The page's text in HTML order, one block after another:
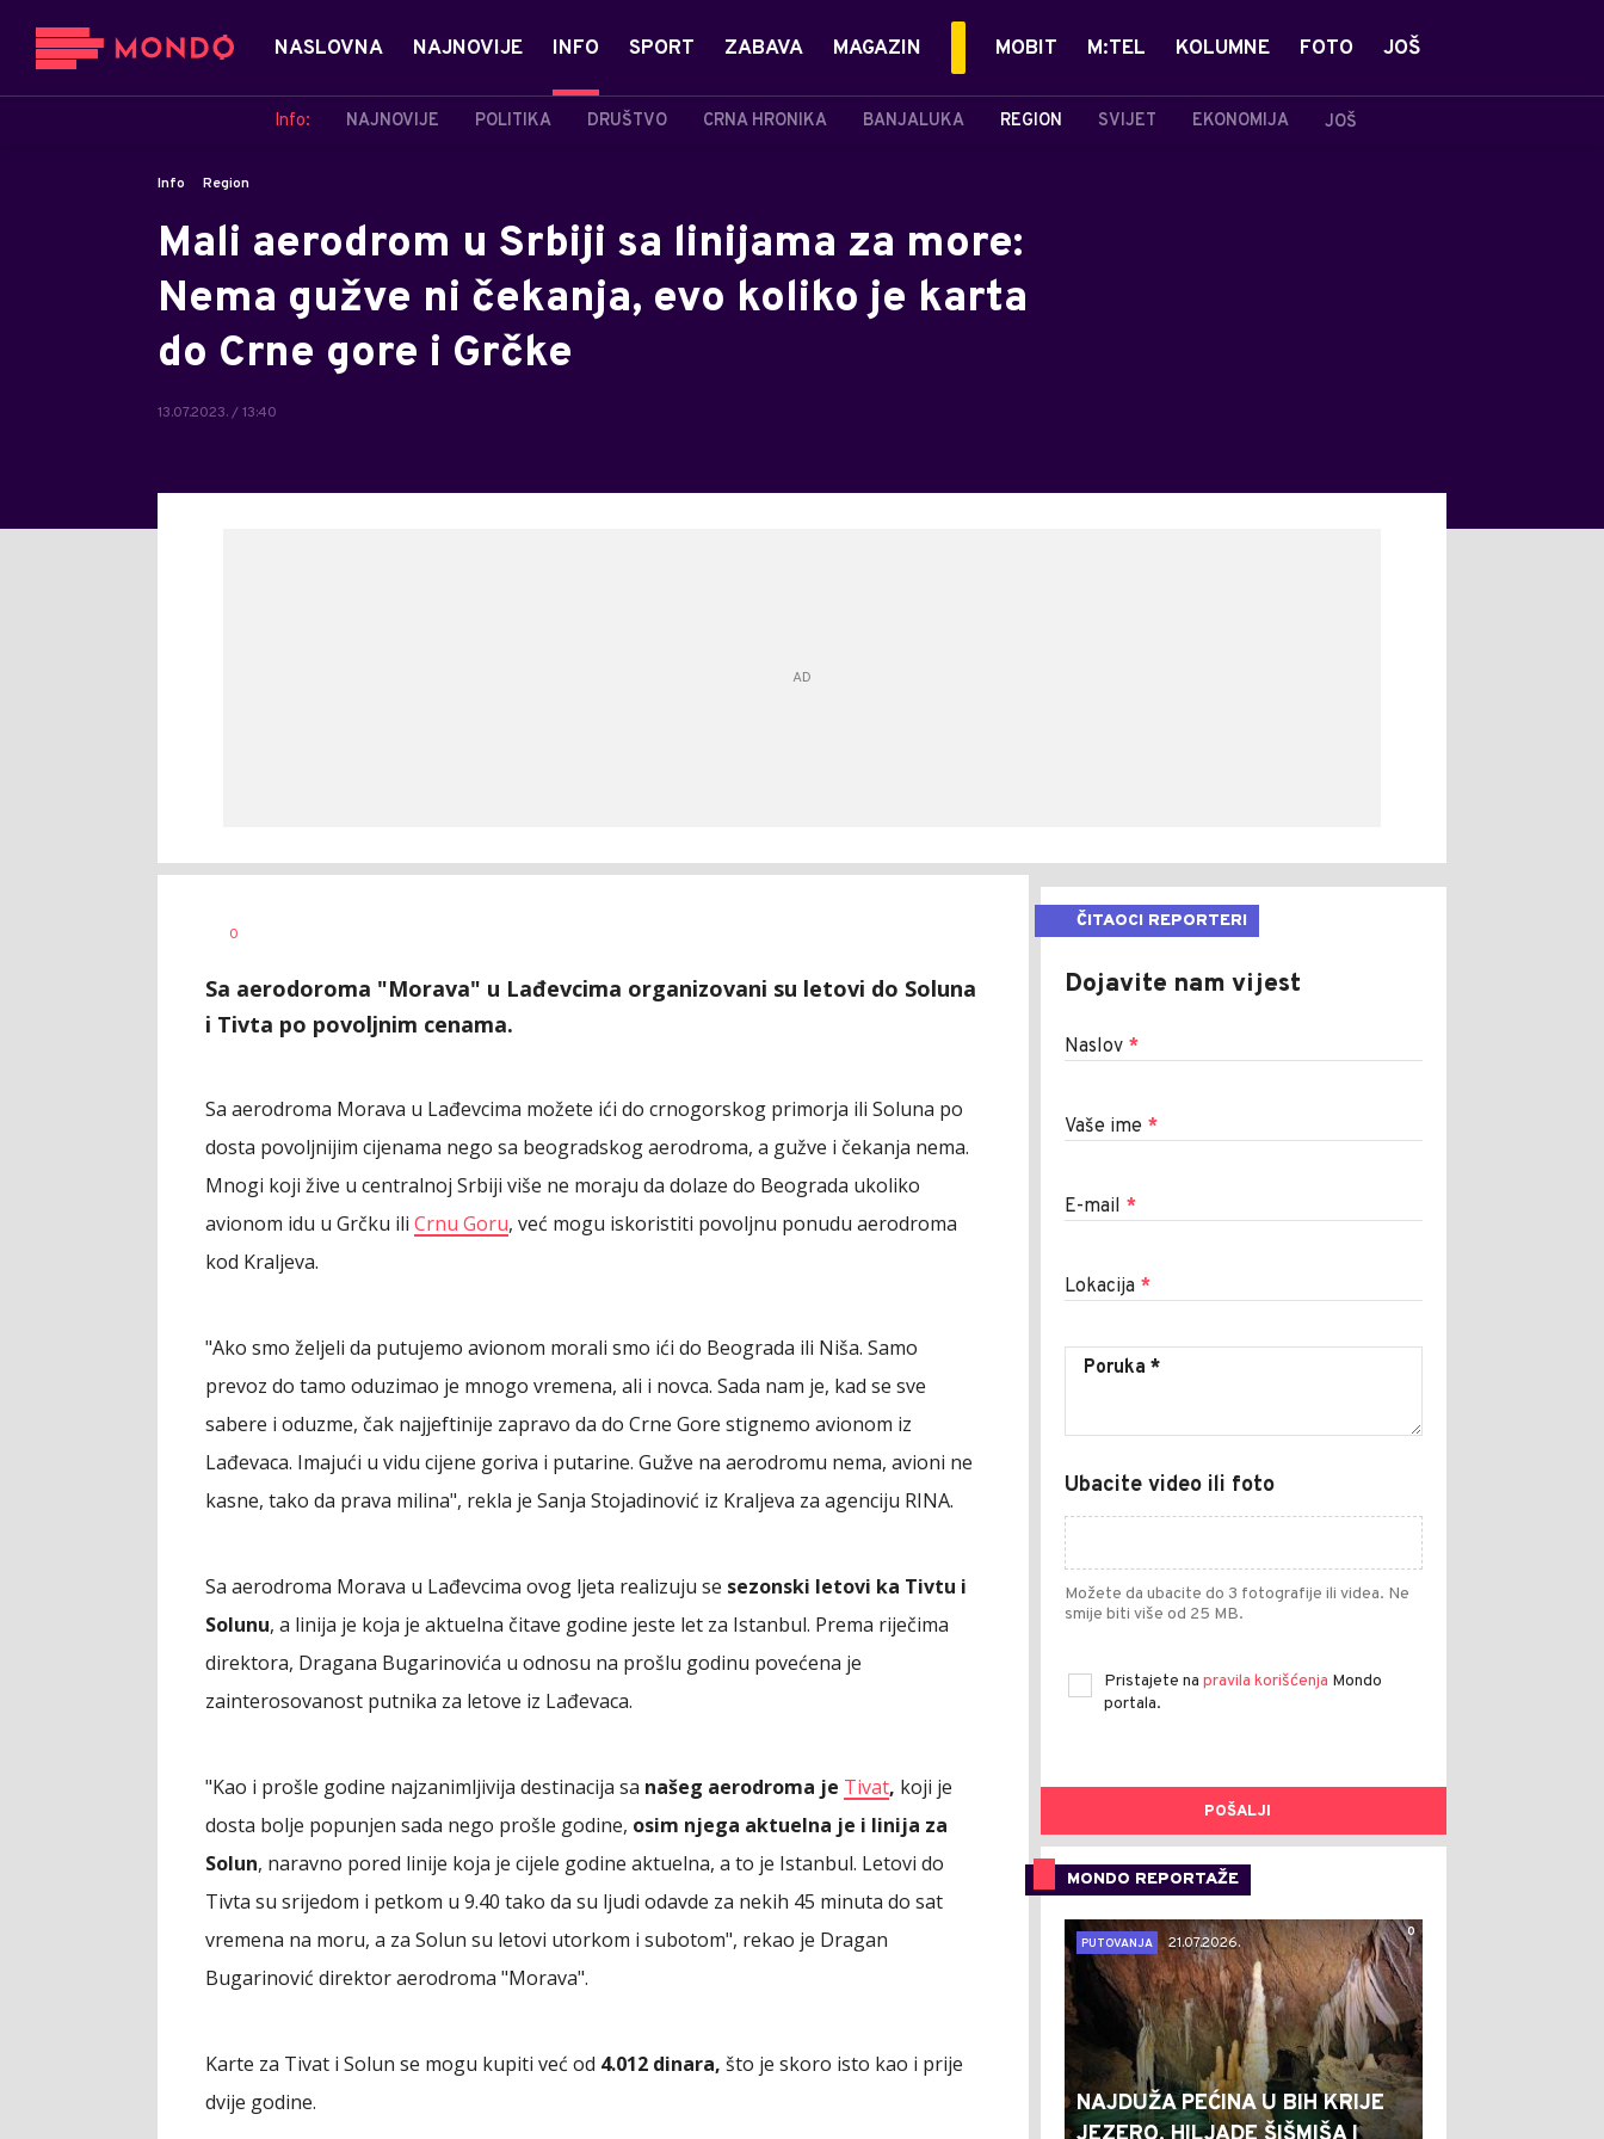
NASLOVNA NAJNOVIJE INFO
Info: NAJNOVIJE POLITIKA DRUŠTVO CRNA HRONIKA BANJALUKA REGION SVIJET EKONOMIJA JOŠ
SPORT ZABAVA MAGAZIN MOBIT M:TEL KOLUMNE FOTO JOŠ
Info Region
Mali aerodrom u Srbiji sa linijama za more:
Nema gužve ni čekanja, evo koliko je karta
do Crne gore i Grčke
13.07.2023. / 13:40
AUTOR
0
Sa aerodoroma "Morava" u Lađevcima organizovani su letovi do Soluna
i Tivta po povoljnim cenama.
Sa aerodroma Morava u Lađevcima možete ići do crnogorskog primorja ili Soluna po
dosta povoljnijim cijenama nego sa beogradskog aerodroma, a gužve i čekanja nema.
Mnogi koji žive u centralnoj Srbiji više ne moraju da dolaze do Beograda ukoliko
avionom idu u Grčku ili Crnu Goru, već mogu iskoristiti povoljnu ponudu aerodroma
kod Kraljeva.
"Ako smo željeli da putujemo avionom morali smo ići do Beograda ili Niša. Samo
prevoz do tamo oduzimao je mnogo vremena, ali i novca. Sada nam je, kad se sve
sabere i oduzme, čak najjeftinije zapravo da do Crne Gore stignemo avionom iz
Lađevaca. Imajući u vidu cijene goriva i putarine. Gužve na aerodromu nema, avioni ne
kasne, tako da prava milina", rekla je Sanja Stojadinović iz Kraljeva za agenciju RINA.
Sa aerodroma Morava u Lađevcima ovog ljeta realizuju se sezonski letovi ka Tivtu i
Solunu, a linija je koja je aktuelna čitave godine jeste let za Istanbul. Prema riječima
direktora, Dragana Bugarinovića u odnosu na prošlu godinu povećena je
zainterosovanost putnika za letove iz Lađevaca.
"Kao i prošle godine najzanimljivija destinacija sa našeg aerodroma je Tivat, koji je
dosta bolje popunjen sada nego prošle godine, osim njega aktuelna je i linija za
Solun, naravno pored linije koja je cijele godine aktuelna, a to je Istanbul. Letovi do
Tivta su srijedom i petkom u 9.40 tako da su ljudi odavde za nekih 45 minuta do sat
vremena na moru, a za Solun su letovi utorkom i subotom", rekao je Dragan
Bugarinović direktor aerodroma "Morava".
Karte za Tivat i Solun se mogu kupiti već od 4.012 dinara, što je skoro isto kao i prije
dvije godine.
ČITAOCI REPORTERI
Dojavite nam vijest
Naslov *
Vaše ime *
E-mail *
Lokacija *
Ubacite video ili foto
Možete da ubacite do 3 fotografije ili videa. Ne
smije biti više od 25 MB.
Pristajete na pravila korišćenja Mondo
portala.
POŠALJI
MONDO REPORTAŽE
0
PUTOVANJA
21.07.2026.
NAJDUŽA PEĆINA U BIH KRIJE